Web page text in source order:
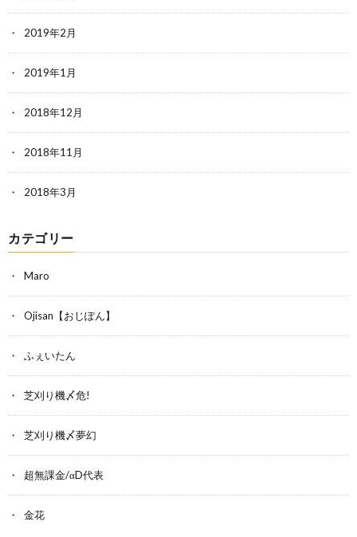
2019年2月
2019年1月
2018年12月
2018年11月
2018年3月
カテゴリー
Maro
Ojisan【おじぽん】
ふぇいたん
芝刈り機〆危!
芝刈り機〆夢幻
超無課金/αD代表
金花